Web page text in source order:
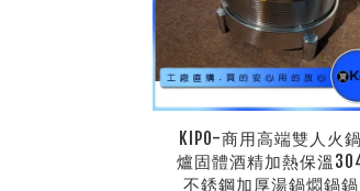
KIPO-商用高端雙人火鍋
爐固體酒精加熱保溫
不銹鋼加厚湯鍋燜鍋鍋